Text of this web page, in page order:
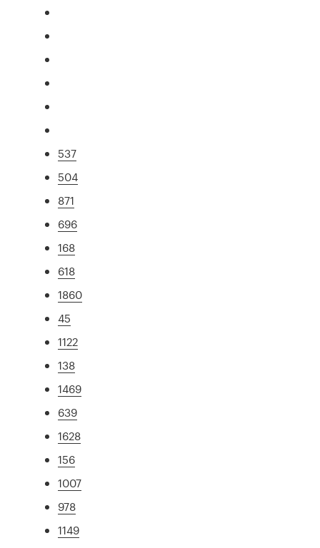
537
504
871
696
168
618
1860
45
1122
138
1469
639
1628
156
1007
978
1149